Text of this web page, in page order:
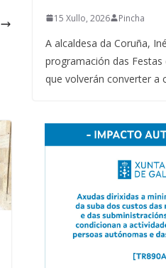
15 Xullo, 2026 Pincha
A alcaldesa da Coruña,
programación das
que volverán converter a